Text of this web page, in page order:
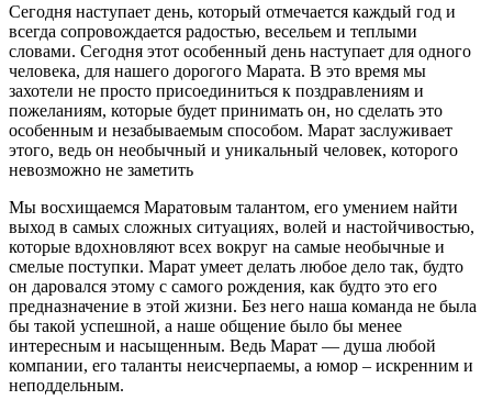
Сегодня наступает день, который отмечается каждый год и
всегда сопровождается радостью, весельем и теплыми
словами. Сегодня этот особенный день наступает для одного
человека, для нашего дорогого Марата. В это время мы
захотели не просто присоединиться к поздравлениям и
пожеланиям, которые будет принимать он, но сделать это
особенным и незабываемым способом. Марат заслуживает
этого, ведь он необычный и уникальный человек, которого
невозможно не заметить
Мы восхищаемся Маратовым талантом, его умением найти
выход в самых сложных ситуациях, волей и настойчивостью,
которые вдохновляют всех вокруг на самые необычные и
смелые поступки. Марат умеет делать любое дело так, будто
он даровался этому с самого рождения, как будто это его
предназначение в этой жизни. Без него наша команда не была
бы такой успешной, а наше общение было бы менее
интересным и насыщенным. Ведь Марат — душа любой
компании, его таланты неисчерпаемы, а юмор – искренним и
неподдельным.